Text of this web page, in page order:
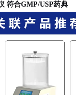
符合GMP/USP药典